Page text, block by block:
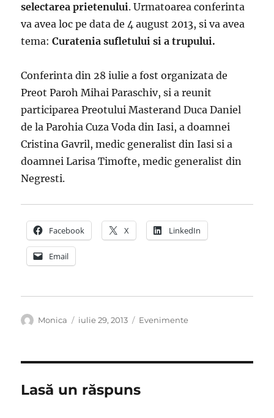
selectarea prietenului. Urmatoarea conferinta
va avea loc pe data de 4 august 2013, si va avea
tema:Curatenia sufletului si a trupului.
Conferinta din 28 iulie a fost organizata de
Preot Paroh Mihai Paraschiv, si a reunit
participarea Preotului Masterand Duca Daniel
de la Parohia Cuza Voda din Iasi, a doamnei
Cristina Gavril, medic generalist din Iasi si a
doamnei Larisa Timofte, medic generalist din
Negresti.
Facebook X LinkedIn
Email
Autor
Monica
Publicat
iulie 29, 2013 Categorii
Evenimente
Lasă un răspuns